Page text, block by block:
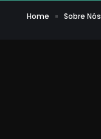
Home Sobre Nós